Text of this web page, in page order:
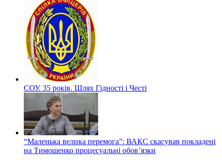
СОУ. 35 років. Шлях Гідності і Честі
“Маленька велика перемога”: ВАКС скасував покладені
на Тимошенко процесуальні обов’язки